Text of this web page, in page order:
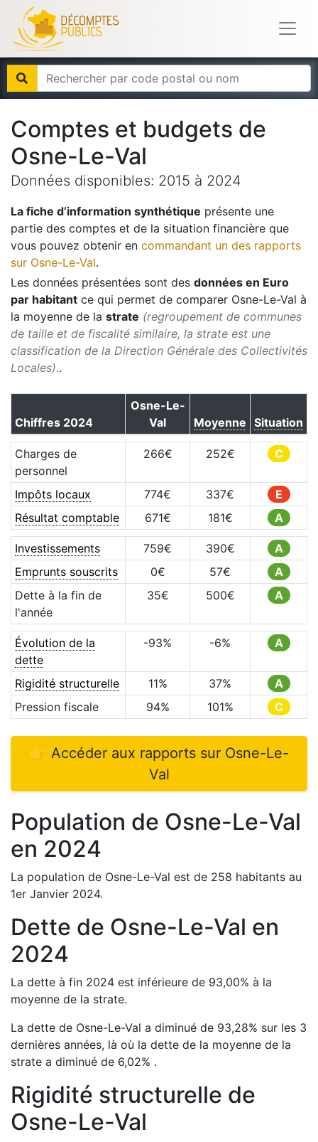
Comptes et budgets de
Osne-Le-Val
Données disponibles: 2015 à 2024
La fiche d’information synthétique présente une
partie des comptes et de la situation financière que
vous pouvez obtenir en commandant un des rapports
sur Osne-Le-Val.
Les données présentées sont des données en Euro
par habitant ce qui permet de comparer Osne-Le-Val à
la moyenne de la strate (regroupement de communes
de taille et de fiscalité similaire, la strate est une
classification de la Direction Générale des Collectivités
Locales)..
Chiffres 2024
Osne-Le-
Val
Moyenne Situation
Charges de
personnel
266€ 252€ C
Impôts locaux 774€ 337€
E
Résultat comptable
671€ 181€ A
Investissements 759€ 390€
A
Emprunts souscrits
0€ 57€
A
Dette à la fin de
l'année
35€ 500€ A
Évolution de la
dette
-93% -6% A
Rigidité structurelle 11% 37%
A
Pression fiscale
94% 101% C
👉 Accéder aux rapports sur Osne-Le-
Val
Population de Osne-Le-Val
en 2024
La population de Osne-Le-Val est de 258 habitants au
1er Janvier 2024.
Dette de Osne-Le-Val en
2024
La dette à fin 2024 est inférieure de 93,00% à la
moyenne de la strate.
La dette de Osne-Le-Val a diminué de 93,28% sur les 3
dernières années, là où la dette de la moyenne de la
strate a diminué de 6,02% .
Rigidité structurelle de
Osne-Le-Val